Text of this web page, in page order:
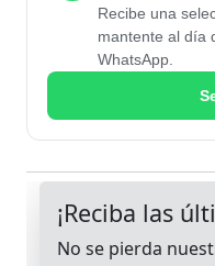
Recibe una
mantente al día
WhatsApp.